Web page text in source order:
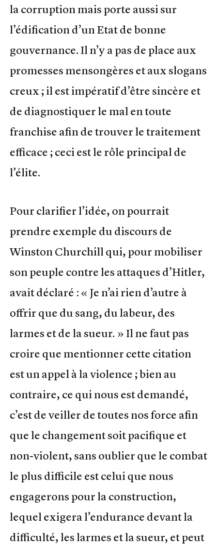
la corruption mais porte aussi sur
l’édification d’un Etat de bonne
gouvernance. Il n’y a pas de place aux
promesses mensongères et aux slogans
creux ; il est impératif d’être sincère et
de diagnostiquer le mal en toute
franchise afin de trouver le traitement
efficace ; ceci est le rôle principal de
l’élite.
Pour clarifier l’idée, on pourrait
prendre exemple du discours de
Winston Churchill qui, pour mobiliser
son peuple contre les attaques d’Hitler,
avait déclaré : « Je n’ai rien d’autre à
offrir que du sang, du labeur, des
larmes et de la sueur. » Il ne faut pas
croire que mentionner cette citation
est un appel à la violence ; bien au
contraire, ce qui nous est demandé,
c’est de veiller de toutes nos force afin
que le changement soit pacifique et
non-violent, sans oublier que le combat
le plus difficile est celui que nous
engagerons pour la construction,
lequel exigera l’endurance devant la
difficulté, les larmes et la sueur, et peut